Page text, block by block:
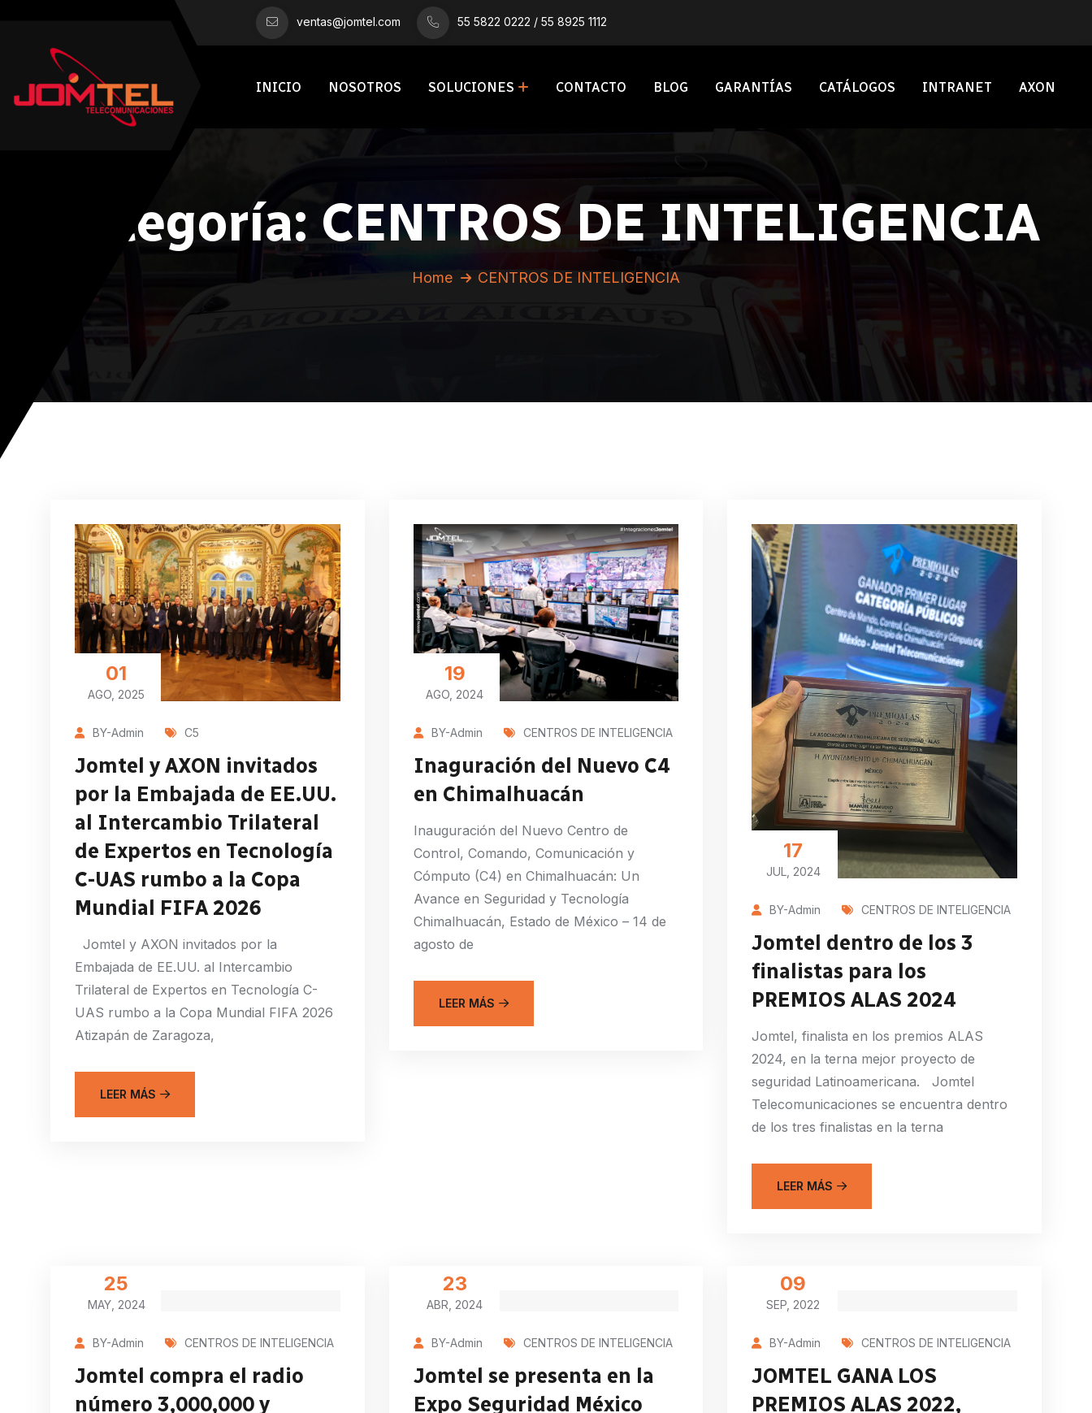
ventas@jomtel.com 55 5822 0222 / 55 8925 1112
INICIO NOSOTROS SOLUCIONES CONTACTO BLOG GARANTÍAS CATÁLOGOS INTRANET AXON
Categoría: CENTROS DE INTELIGENCIA
Home CENTROS DE INTELIGENCIA
01
AGO, 2025
BY-Admin C5
Jomtel y AXON invitados
por la Embajada de EE.UU.
al Intercambio Trilateral
de Expertos en Tecnología
C-UAS rumbo a la Copa
Mundial FIFA 2026
Jomtel y AXON invitados por la
Embajada de EE.UU. al Intercambio
Trilateral de Expertos en Tecnología C-
UAS rumbo a la Copa Mundial FIFA 2026
Atizapán de Zaragoza,
LEER MÁS
19
AGO, 2024
BY-Admin CENTROS DE INTELIGENCIA
Inaguración del Nuevo C4
en Chimalhuacán
Inauguración del Nuevo Centro de
Control, Comando, Comunicación y
Cómputo (C4) en Chimalhuacán: Un
Avance en Seguridad y Tecnología
Chimalhuacán, Estado de México – 14 de
agosto de
LEER MÁS
17
JUL, 2024
BY-Admin CENTROS DE INTELIGENCIA
Jomtel dentro de los 3
finalistas para los
PREMIOS ALAS 2024
Jomtel, finalista en los premios ALAS
2024, en la terna mejor proyecto de
seguridad Latinoamericana. Jomtel
Telecomunicaciones se encuentra dentro
de los tres finalistas en la terna
LEER MÁS
25
MAY, 2024
BY-Admin CENTROS DE INTELIGENCIA
Jomtel compra el radio
número 3,000,000 y
23
ABR, 2024
BY-Admin CENTROS DE INTELIGENCIA
Jomtel se presenta en la
Expo Seguridad México
09
SEP, 2022
BY-Admin CENTROS DE INTELIGENCIA
JOMTEL GANA LOS
PREMIOS ALAS 2022,